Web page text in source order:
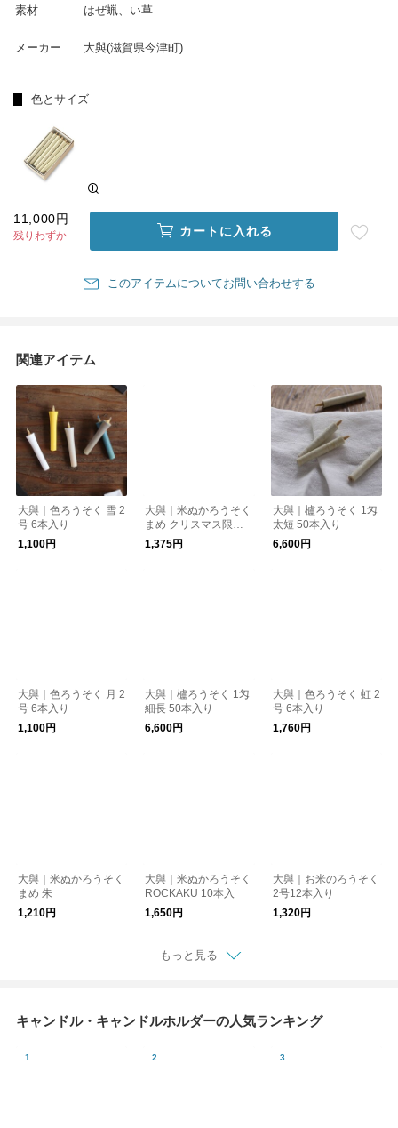
素材 はぜ蝋、い草
メーカー 大與(滋賀県今津町)
色とサイズ
11,000円
残りわずか カートに入れる
このアイテムについてお問い合わせする
関連アイテム
大與｜色ろうそく 雪 2
号 6本入り
1,100円
大與｜米ぬかろうそく
まめ クリスマス限定
カラー
1,375円
大與｜櫨ろうそく 1匁
太短 50本入り
6,600円
大與｜色ろうそく 月 2
号 6本入り
1,100円
大與｜櫨ろうそく 1匁
細長 50本入り
6,600円
大與｜色ろうそく 虹 2
号 6本入り
1,760円
大與｜米ぬかろうそく
まめ 朱
1,210円
大與｜米ぬかろうそく
ROCKAKU 10本入
1,650円
大與｜お米のろうそく
2号12本入り
1,320円
もっと見る
キャンドル・キャンドルホルダーの人気ランキング